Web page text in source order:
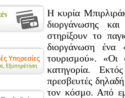
Η κυρία
διοργάνωσης
στηρίξουν το
διοργάνωση ένα
τουρισμού». «Οι
κατηγορία.
πρεσβευτές
τον κόσμο. Από